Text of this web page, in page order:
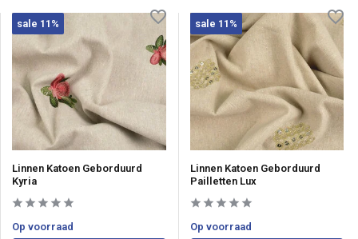
sale 11%
Linnen Katoen Geborduurd
Kyria
Op voorraad
sale 11%
Linnen Katoen Geborduurd
Pailletten Lux
Op voorraad